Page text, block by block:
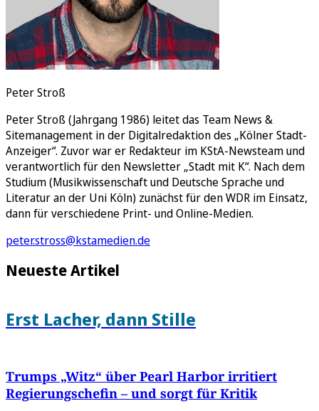
Peter Stroß
Peter Stroß (Jahrgang 1986) leitet das Team News &
Sitemanagement in der Digitalredaktion des „Kölner Stadt-
Anzeiger“. Zuvor war er Redakteur im KStA-Newsteam und
verantwortlich für den Newsletter „Stadt mit K“. Nach dem
Studium (Musikwissenschaft und Deutsche Sprache und
Literatur an der Uni Köln) zunächst für den WDR im Einsatz,
dann für verschiedene Print- und Online-Medien.
peter.stross@kstamedien.de
Neueste Artikel
Erst Lacher, dann Stille
Trumps „Witz“ über Pearl Harbor irritiert
Regierungschefin – und sorgt für Kritik